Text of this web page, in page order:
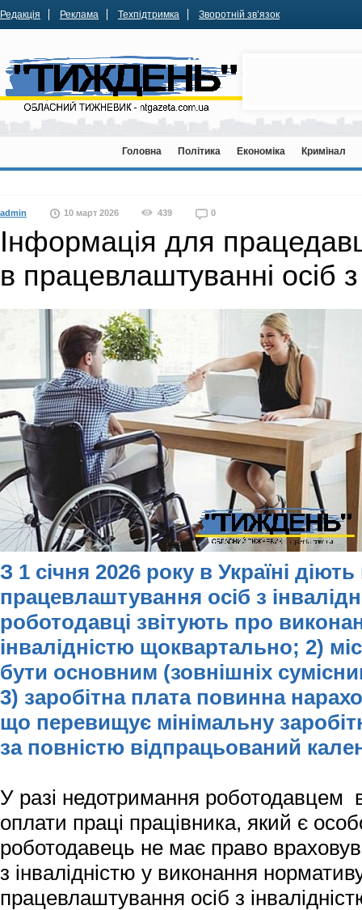
Редакція Реклама Техпідтримка Зворотній зв’язок
Головна Політика Економіка Кримінал
admin 10 март 2026 439 0
Інформація для
в працевлаштуванні осіб з
З 1 січня 2026 року в Україні
працевлаштування осіб з
роботодавці звітують про
інвалідністю щоквартально; 2)
бути основним (зовнішніх
3) заробітна плата повинна
що перевищує мінімальну
за повністю відпрацьований
У разі недотримання роботодавцем
оплати праці працівника, який є
роботодавець не має право
з інвалідністю у виконання
працевлаштування осіб з